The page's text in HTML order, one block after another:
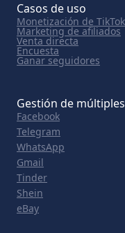
Casos de uso
Monetización de TikTok
Marketing de afiliados
Venta directa
Encuesta
Ganar seguidores
Gestión de
Facebook
Telegram
WhatsApp
Gmail
Tinder
Shein
eBay